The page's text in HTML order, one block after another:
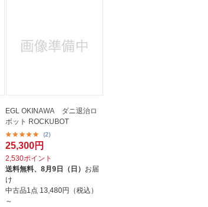
EGL OKINAWA ダニ退治ロ
ボット ROCKUBOT
(2)
25,300円
2,530ポイント
送料無料、 8月9日（日） お届
け
中古品1点 13,480円（税込）
～